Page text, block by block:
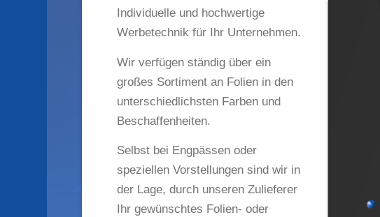
Individuelle und hochwertige
Werbetechnik für Ihr Unternehmen.
Wir verfügen ständig über ein
großes Sortiment an Folien in den
unterschiedlichsten Farben und
Beschaffenheiten.
Selbst bei Engpässen oder
speziellen Vorstellungen sind wir in
der Lage, durch unseren Zulieferer
Ihr gewünschtes Folien- oder